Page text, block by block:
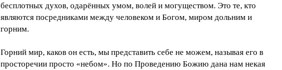
бесплотных духов, одарённых умом, волей и могуществом. Это те, кто
являются посредниками между человеком и Богом, миром дольним и
горним.
Горний мир, каков он есть, мы представить себе не можем, называя его в
просторечии просто «небом». Но по Проведению Божию дана нам некая